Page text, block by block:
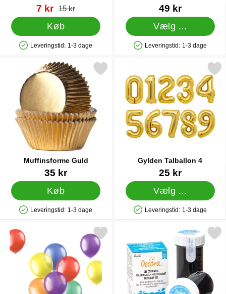
Varenr 42045
pris
7 kr pris
15 kr
Køb
Produkttilgængelighed: På lager
Leveringstid: 1-3 dage
Blå 2
Varenr 3811449 kr
Vælg ...
Produkttilgængelighed: På lager
Leveringstid: 1-3 dage
Muffinsforme Guld
35 kr
Køb
Produkttilgængelighed: På lager
Leveringstid: 1-3 dage
Markér muffinsforme Guld som favorit
Gylden Talballon 4
Varenr 8803325 kr
Vælg ...
Produkttilgængelighed: På lager
Leveringstid: 1-3 dage
Markér gylden
balloner Transparent Farve Mix 50-pak som favorit
Markér geléfarve